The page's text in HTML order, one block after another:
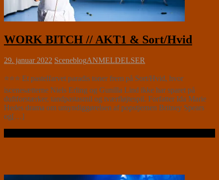
WORK BITCH // AKT1 & Sort/Hvid
29. januar 2022 SceneblogANMELDELSER
⭐⭐⭐ Et pastelfarvet paradis toner frem på Sort/Hvid, hvor
iscenesætterne Niels Erling og Gunilla Lind ikke har sparet på
duftforstærker, tandpastasmil og tværfløjtespil. Forfatter Ida Marie
Hedes drama om umyndiggørelsen af popstjernen Britney Spears
og[…]